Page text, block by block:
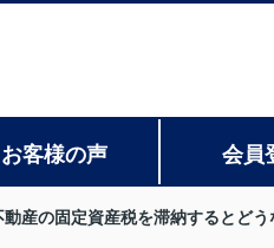
お客様の声 会員
動産の固定資産税を滞納するとど